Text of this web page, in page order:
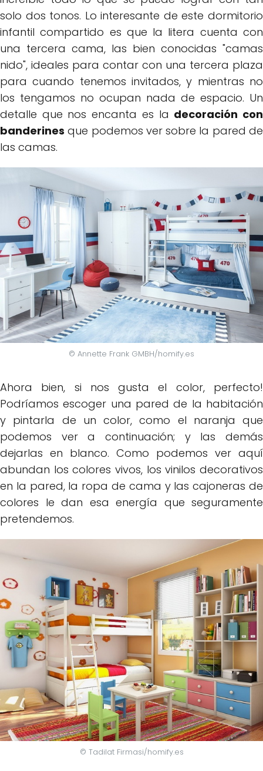
solo dos tonos. Lo interesante de este dormitorio
infantil compartido es que la litera cuenta con
una tercera cama, las bien conocidas "camas
nido", ideales para contar con una tercera plaza
para cuando tenemos invitados, y mientras no
los tengamos no ocupan nada de espacio. Un
detalle que nos encanta es la decoración con
banderines que podemos ver sobre la pared de
las camas.
© Annette Frank GMBH/homify.es
Ahora bien, si nos gusta el color, perfecto!
Podríamos escoger una pared de la habitación
y pintarla de un color, como el naranja que
podemos ver a continuación; y las demás
dejarlas en blanco. Como podemos ver aquí
abundan los colores vivos, los vinilos decorativos
en la pared, la ropa de cama y las cajoneras de
colores le dan esa energía que seguramente
pretendemos.
© Tadilat Firmasi/homify.es